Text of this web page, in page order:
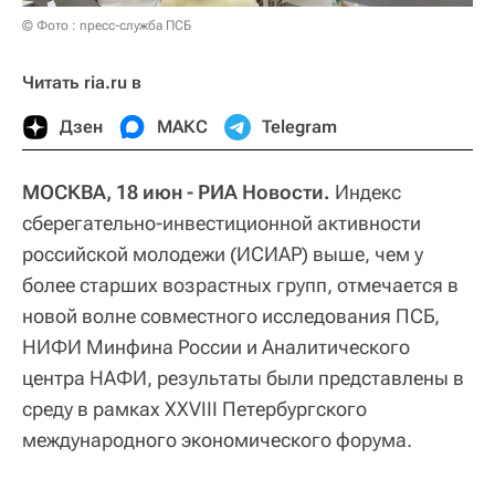
© Фото : пресс-служба ПСБ
Читать ria.ru в
Дзен МАКС Telegram
МОСКВА, 18 июн - РИА Новости. Индекс
сберегательно-инвестиционной активности
российской молодежи (ИСИАР) выше, чем у
более старших возрастных групп, отмечается в
новой волне совместного исследования ПСБ,
НИФИ Минфина России и Аналитического
центра НАФИ, результаты были представлены в
среду в рамках XXVIII Петербургского
международного экономического форума.